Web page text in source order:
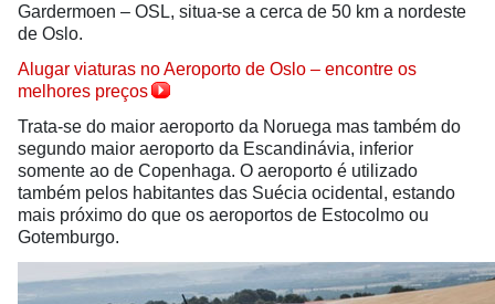
Gardermoen – OSL, situa-se a cerca de 50 km a nordeste
de Oslo.
Alugar viaturas no Aeroporto de Oslo – encontre os
melhores preços
Trata-se do maior aeroporto da Noruega mas também do
segundo maior aeroporto da Escandinávia, inferior
somente ao de Copenhaga. O aeroporto é utilizado
também pelos habitantes das Suécia ocidental, estando
mais próximo do que os aeroportos de Estocolmo ou
Gotemburgo.